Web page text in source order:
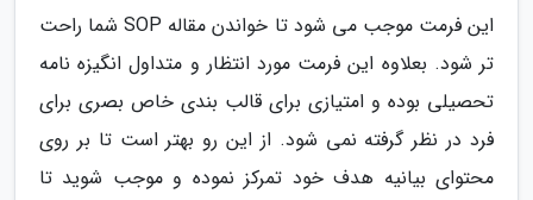
این فرمت موجب می شود تا خواندن مقاله SOP شما راحت
تر شود. بعلاوه این فرمت مورد انتظار و متداول انگیزه نامه
تحصیلی بوده و امتیازی برای قالب بندی خاص بصری برای
فرد در نظر گرفته نمی شود. از این رو بهتر است تا بر روی
محتوای بیانیه هدف خود تمرکز نموده و موجب شوید تا